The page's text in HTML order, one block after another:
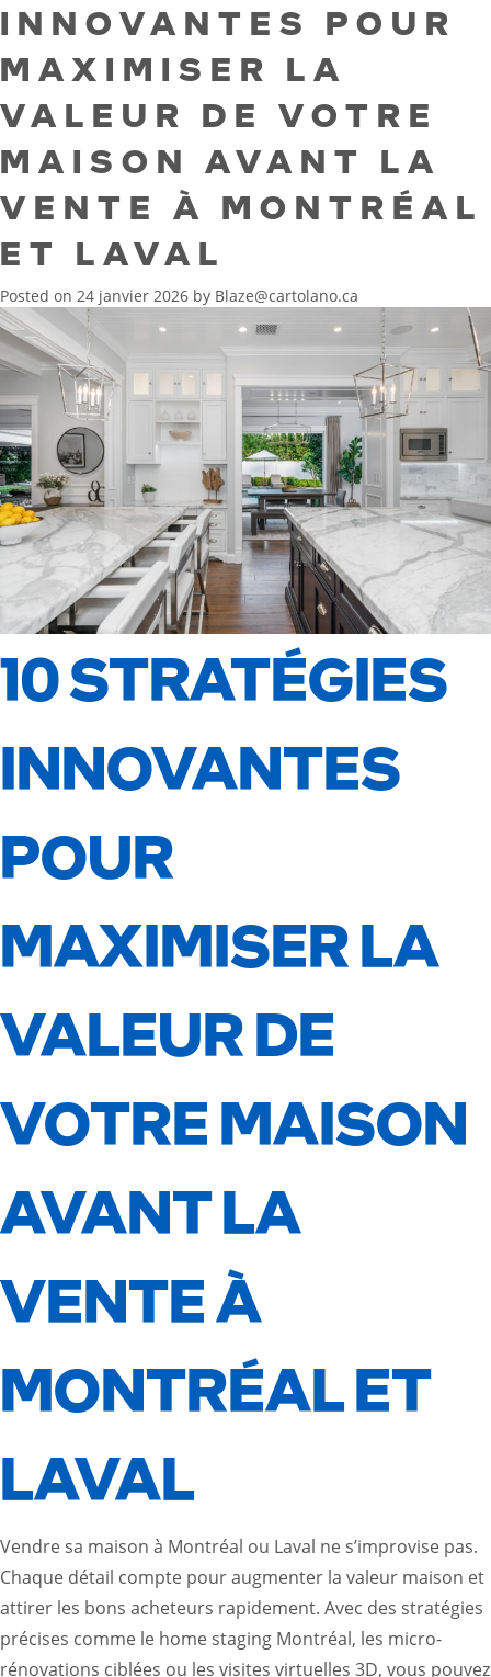
INNOVANTES POUR
MAXIMISER LA
VALEUR DE VOTRE
MAISON AVANT LA
VENTE À MONTRÉAL
ET LAVAL
Posted on 24 janvier 2026 by Blaze@cartolano.ca
10 STRATÉGIES
INNOVANTES
POUR
MAXIMISER LA
VALEUR DE
VOTRE MAISON
AVANT LA
VENTE À
MONTRÉAL ET
LAVAL
Vendre sa maison à Montréal ou Laval ne s’improvise pas.
Chaque détail compte pour augmenter la valeur maison et
attirer les bons acheteurs rapidement. Avec des stratégies
précises comme le home staging Montréal, les micro-
rénovations ciblées ou les visites virtuelles 3D, vous pouvez